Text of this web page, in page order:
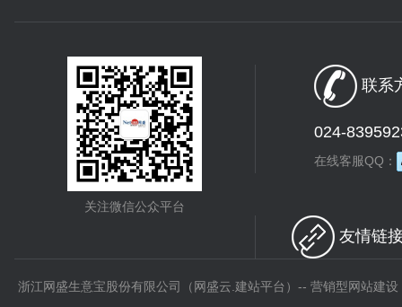
关注微信公众平台
联系
024-
在线客服QQ：
友情链
浙江网盛生意宝股份有限公司（网盛云.建站平台）-- 营销型网站建